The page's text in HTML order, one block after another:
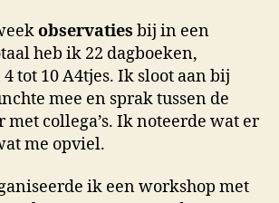
observaties bij in een
heb ik 22 dagboeken,
tot 10 A4tjes. Ik sloot aan bij
mee en sprak tussen de
collega’s. Ik noteerde wat er
me opviel.
ik een workshop met